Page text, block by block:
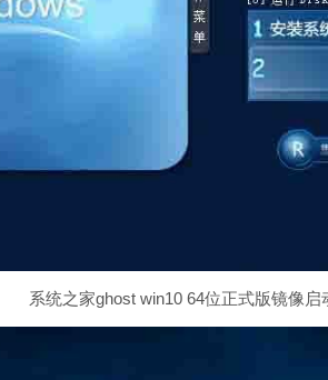
系统之家ghost win10 64位正式版镜像启